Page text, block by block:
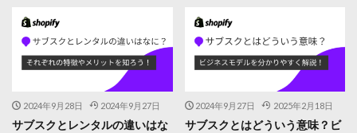
2024年9月28日 2024年9月27日
サブスクとレンタルの違いはな
2024年9月27日 2025年2月18日
サブスクとはどういう意味？ビ